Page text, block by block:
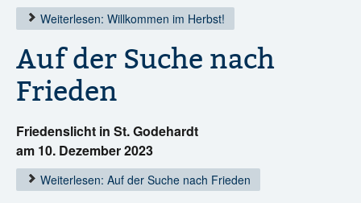
Weiterlesen: Willkommen im Herbst!
Auf der Suche nach
Frieden
Friedenslicht in St. Godehardt
am 10. Dezember 2023
Weiterlesen: Auf der Suche nach Frieden